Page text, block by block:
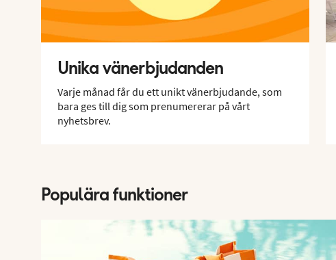
Unika vänerbjudanden
Varje månad får du ett unikt vänerbjudande, som
bara ges till dig som prenumererar på vårt
nyhetsbrev.
Populära funktioner